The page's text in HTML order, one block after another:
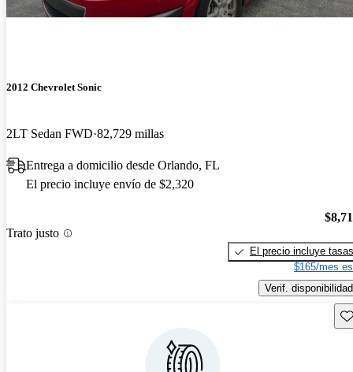
2012 Chevrolet Sonic
2LT Sedan FWD 82,729 millas
Entrega a domicilio desde Orlando, FL
El precio incluye envío de $2,320
Trato justo
El precio incluye tasas
$165/mes
Verif. disponibilidad